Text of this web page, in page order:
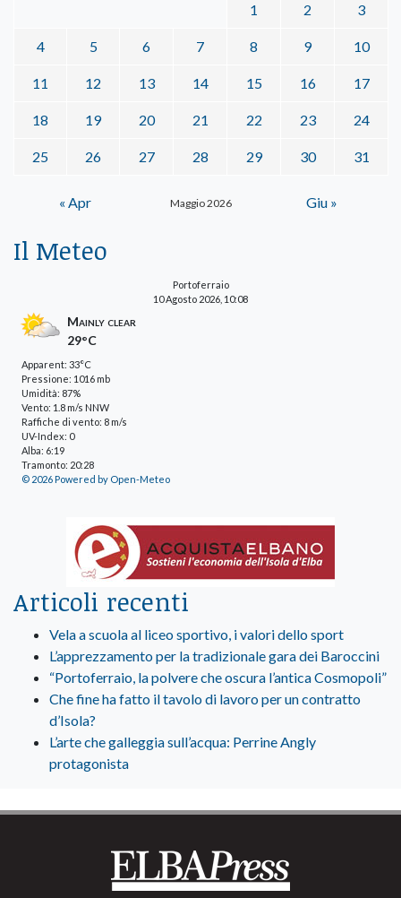
Maggio 2026
1 2 3
4 5 6 7 8 9 10
11 12 13 14 15 16 17
18 19 20 21 22 23 24
25 26 27 28 29 30 31
« Apr Giu »
Il Meteo
Portoferraio
10 Agosto 2026, 10:08
Mainly clear
29°C
Apparent: 33°C
Pressione: 1016 mb
Umidità: 87%
Vento: 1.8 m/s NNW
Raffiche di vento: 8 m/s
UV-Index: 0
Alba: 6:19
Tramonto: 20:28
© 2026 Powered by Open-Meteo
Articoli recenti
Vela a scuola al liceo sportivo, i valori dello sport
L’apprezzamento per la tradizionale gara dei Baroccini
“Portoferraio, la polvere che oscura l’antica Cosmopoli”
Che fine ha fatto il tavolo di lavoro per un contratto
d’Isola?
L’arte che galleggia sull’acqua: Perrine Angly
protagonista